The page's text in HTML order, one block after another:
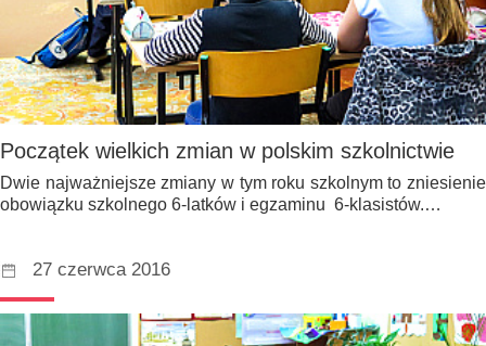
Początek wielkich zmian w polskim szkolnictwie
Dwie najważniejsze zmiany w tym roku szkolnym to zniesienie
obowiązku szkolnego 6-latków i egzaminu 6-klasistów.…
27 czerwca 2016